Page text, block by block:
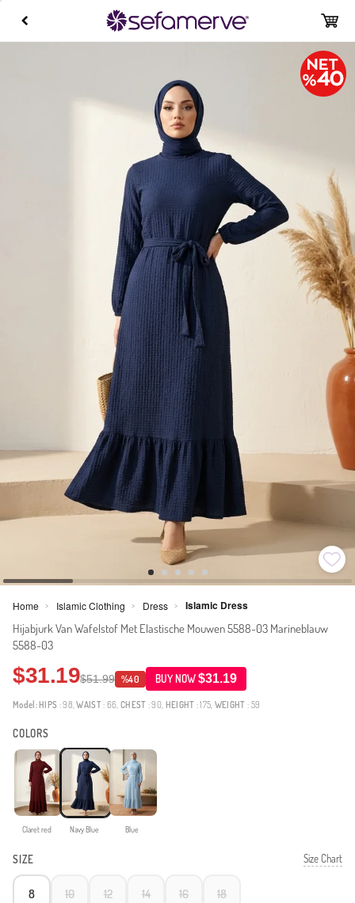
Home > Islamic Clothing > Dress > Islamic Dress
Hijabjurk Van Wafelstof Met Elastische Mouwen 5588-03 Marineblauw
5588-03
$31.19$51.99 %40 BUY NOW$31.19
Model: HIPS : 98,WAIST: 66,CHEST : 90, HEIGHT : 175, WEIGHT : 59
COLORS
Claret red Navy Blue Blue
SIZE Size Chart
8 10 12 14 16 18